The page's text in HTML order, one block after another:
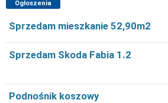
Ogłoszenia
Sprzedam mieszkanie 52,90m2
Sprzedam Skoda Fabia 1.2
Podnośnik koszowy